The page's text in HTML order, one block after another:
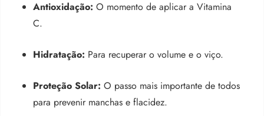
Antioxidação: O momento de aplicar a Vitamina
C.
Hidratação: Para recuperar o volume e o viço.
Proteção Solar: O passo mais importante de todos
para prevenir manchas e flacidez.